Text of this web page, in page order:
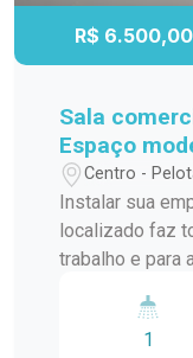
R$
Sala
Espaço
emCentro -
Instalar sua
localizado faz
trabalho e para
um ambiente
iluminação
1